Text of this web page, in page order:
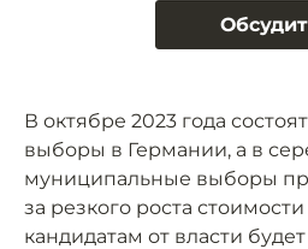
В октябре 2023 года
выборы в Германии, а в
муниципальные выборы
за резкого роста
кандидатам от власти